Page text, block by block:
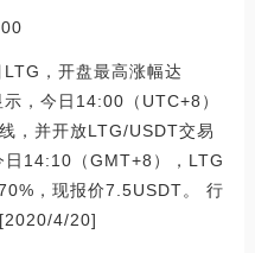
，开盘最高涨幅达
，今日14:00（UTC+8）
，并开放LTG/USDT交易
日14:10（GMT+8），LTG
，现报价7.5USDT。 行
4/20]